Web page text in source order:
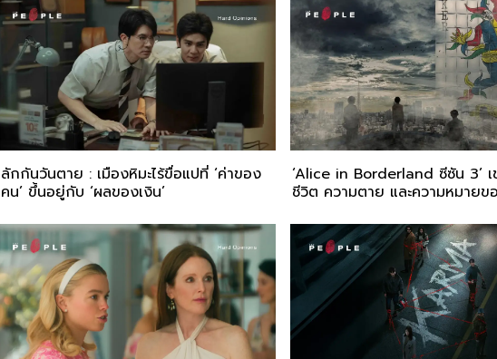
ลักกันวันตาย : เมืองหิมะไร้ขื่อแปที่ ‘ค่าของ
คน’ ขึ้นอยู่กับ ‘ผลของเงิน’
‘Alice in Borderland ซีซัน 3’
ชีวิต ความตาย และความหมายข